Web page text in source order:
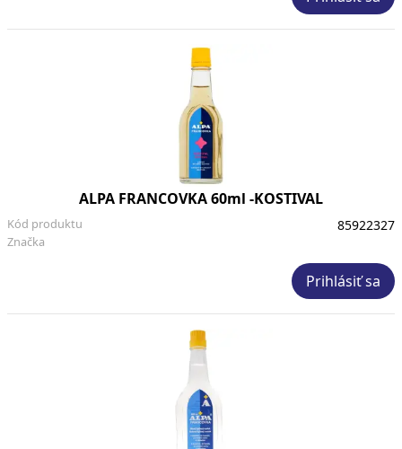
ALPA FRANCOVKA 60ml -KOSTIVAL
Značka
Kód produktu 85922327
Prihlásiť sa